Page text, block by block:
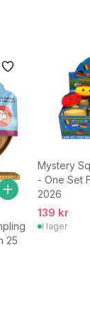
25
Mystery
- One Set
2026
139 kr
I lager